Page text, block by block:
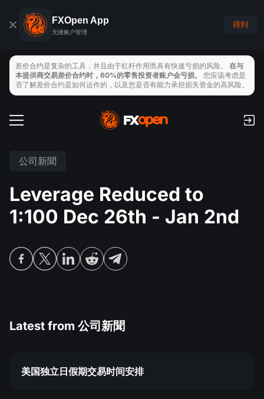
FXOpen App
无缝账户管理
得到
支付
存取款
交易工具
股票
交易平臺
TickTrader
MT4
MT5
FXOpen App
iOS FXOpen App
Android FXOpen App
VPS
FIX API
新聞與分析
什麼是ECN交易?
公司新聞
聯繫我們
公司新聞
Leverage Reduced to
1:100 Dec 26th - Jan 2nd
Latest from 公司新聞
美国独立日假期交易时间安排
差价合约是复杂的工具，并且由于杠杆作用而具有快速亏损的风险。 在与
本提供商交易差价合约时，60%的零售投资者账户会亏损。 您应该考虑是
否了解差价合约是如何运作的，以及您是否有能力承担损失资金的高风险。